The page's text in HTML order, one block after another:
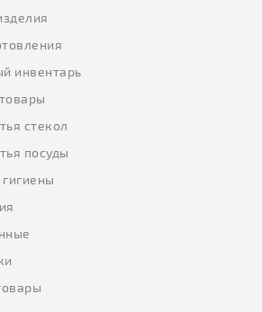
инвентарь
стекол
посуды